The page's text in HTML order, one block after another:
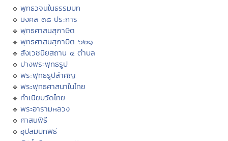
พุทธวจนในธรรมบท
มงคล ๓๘ ประการ
พุทธศาสนสุภาษิต
พุทธศาสนสุภาษิต ๖๒๑
สังเวชนียสถาน ๔ ตำบล
ปางพระพุทธรูป
พระพุทธรูปสำคัญ
พระพุทธศาสนาในไทย
ทำเนียบวัดไทย
พระอารามหลวง
ศาสนพิธี
อุปสมบทพิธี